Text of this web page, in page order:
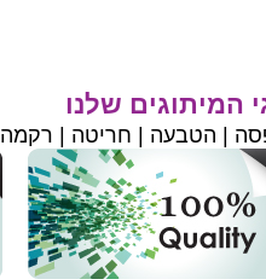
המיתוגים שלנו
| הטבעה | חריטה | רקמה